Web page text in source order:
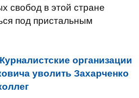
свобод в этой стране
под пристальным
организации
уволить Захарченко